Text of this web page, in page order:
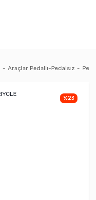
Araçlar Pedallı-Pedalsız
%23